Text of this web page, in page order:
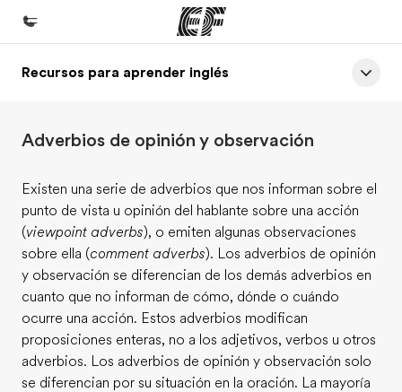
Inicio
Programas
Oficinas
Encuentra una oficina
Sobre nosotros
Trabajos
Únete al equipo
Recursos para aprender inglés
Adverbios de opinión y observación
Existen una serie de adverbios que nos informan sobre el
punto de vista u opinión del hablante sobre una acción
(viewpoint adverbs), o emiten algunas observaciones
sobre ella (comment adverbs). Los adverbios de opinión
y observación se diferencian de los demás adverbios en
cuanto que no informan de cómo, dónde o cuándo
ocurre una acción. Estos adverbios modifican
proposiciones enteras, no a los adjetivos, verbos u otros
adverbios. Los adverbios de opinión y observación solo
se diferencian por su situación en la oración. La mayoría